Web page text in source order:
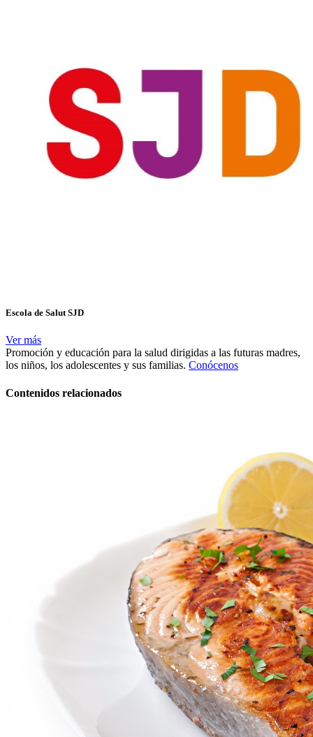
Escola de Salut SJD
Ver más
Promoción y educación para la salud dirigidas a las futuras madres,
los niños, los adolescentes y sus familias. Conócenos
Contenidos relacionados